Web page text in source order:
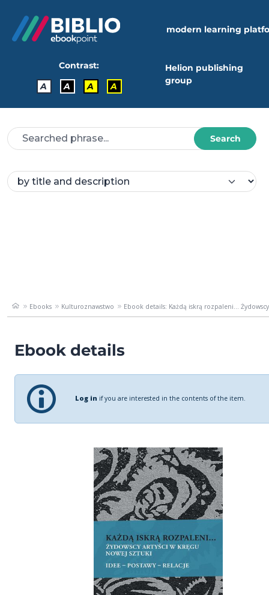
modern learning
Contrast:
A
A A A
Helion publishing
group
Search
Ebooks Kulturoznawstwo Ebook details: Każdą iskrą rozpaleni...
Ebook details
Log in if you are interested in the contents of the item.